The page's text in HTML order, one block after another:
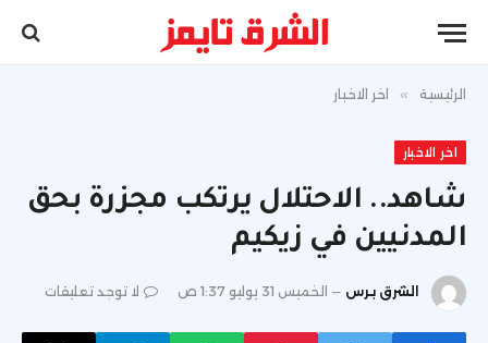
الرئيسية » اخر الاخبار
اخر الاخبار
شاهد.. الاحتلال يرتكب مجزرة بحق
المدنيين في زيكيم
الشرق برس الخميس 31 يوليو 1:37 ص لا توجد تعليقات